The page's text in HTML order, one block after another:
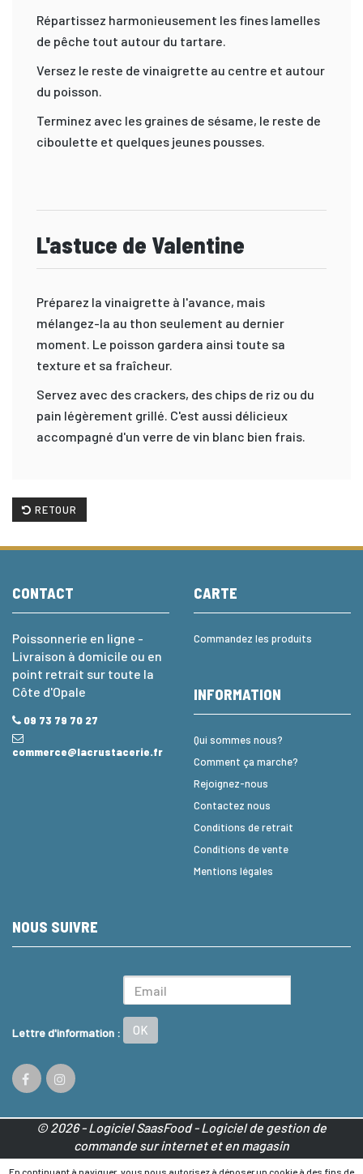
Répartissez harmonieusement les fines lamelles
de pêche tout autour du tartare.
Versez le reste de vinaigrette au centre et autour
du poisson.
Terminez avec les graines de sésame, le reste de
ciboulette et quelques jeunes pousses.
L'astuce de Valentine
Préparez la vinaigrette à l'avance, mais
mélangez-la au thon seulement au dernier
moment. Le poisson gardera ainsi toute sa
texture et sa fraîcheur.
Servez avec des crackers, des chips de riz ou du
pain légèrement grillé. C'est aussi délicieux
accompagné d'un verre de vin blanc bien frais.
RETOUR
CONTACT
Poissonnerie en ligne -
Livraison à domicile ou en
point retrait sur toute la
Côte d'Opale
09 73 79 70 27
commerce@lacrustacerie.fr
CARTE
Commandez les produits
INFORMATION
Qui sommes nous?
Comment ça marche?
Rejoignez-nous
Contactez nous
Conditions de retrait
Conditions de vente
Mentions légales
NOUS SUIVRE
Lettre d'information : OK
© 2026 - LogicielSaasFood - Logiciel de gestion de
commande sur internet et en magasin
La vente d’alcool est strictement interdite aux mineurs.
En continuant à naviguer, vous nous autorisez à déposer un cookie à des fins de